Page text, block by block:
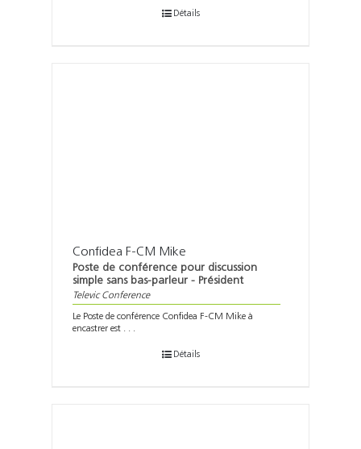
Détails
Confidea F-CM Mike
Poste de conférence pour discussion
simple sans bas-parleur - Président
Televic Conference
Le Poste de conférence Confidea F-CM Mike à
encastrer est . . .
Détails